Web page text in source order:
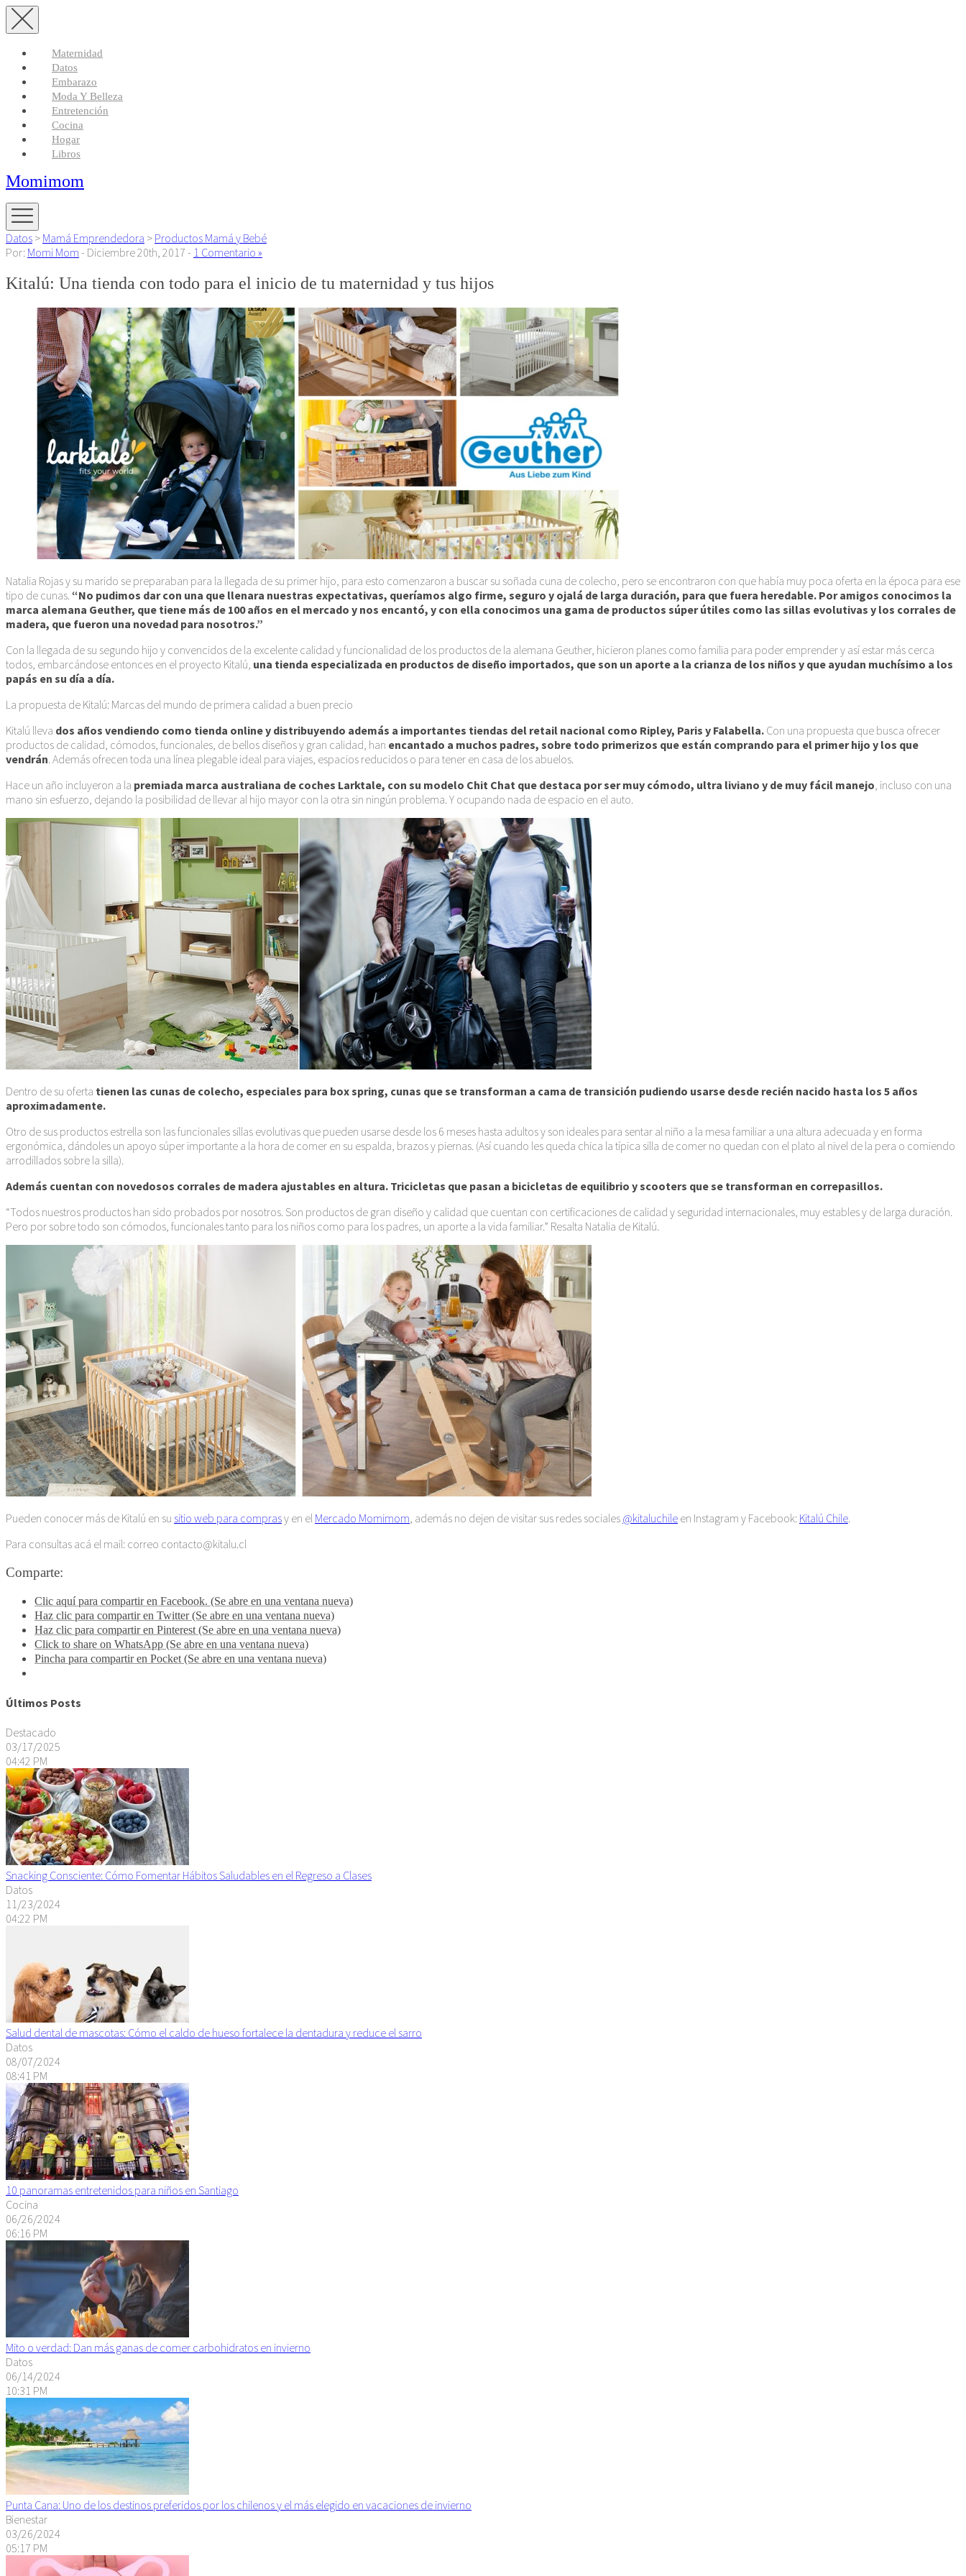
Maternidad
Datos
Embarazo
Moda Y Belleza
Entretención
Cocina
Hogar
Libros
Momimom
Datos > Mamá Emprendedora > Productos Mamá y Bebé
Por: Momi Mom - Diciembre 20th, 2017 - 1 Comentario »
Kitalú: Una tienda con todo para el inicio de tu maternidad y tus hijos
Natalia Rojas y su marido se preparaban para la llegada de su primer hijo, para esto comenzaron a buscar su soñada cuna de colecho, pero se encontraron con que había muy poca oferta en la época para ese
tipo de cunas. “No pudimos dar con una que llenara nuestras expectativas, queríamos algo firme, seguro y ojalá de larga duración, para que fuera heredable. Por amigos conocimos la
marca alemana Geuther, que tiene más de 100 años en el mercado y nos encantó, y con ella conocimos una gama de productos súper útiles como las sillas evolutivas y los corrales de
madera, que fueron una novedad para nosotros.”
Con la llegada de su segundo hijo y convencidos de la excelente calidad y funcionalidad de los productos de la alemana Geuther, hicieron planes como familia para poder emprender y así estar más cerca
todos, embarcándose entonces en el proyecto Kitalú, una tienda especializada en productos de diseño importados, que son un aporte a la crianza de los niños y que ayudan muchísimo a los
papás en su día a día.
La propuesta de Kitalú: Marcas del mundo de primera calidad a buen precio
Kitalú lleva dos años vendiendo como tienda online y distribuyendo además a importantes tiendas del retail nacional como Ripley, Paris y Falabella. Con una propuesta que busca ofrecer
productos de calidad, cómodos, funcionales, de bellos diseños y gran calidad, han encantado a muchos padres, sobre todo primerizos que están comprando para el primer hijo y los que
vendrán. Además ofrecen toda una línea plegable ideal para viajes, espacios reducidos o para tener en casa de los abuelos.
Hace un año incluyeron a la premiada marca australiana de coches Larktale, con su modelo Chit Chat que destaca por ser muy cómodo, ultra liviano y de muy fácil manejo , incluso con una
mano sin esfuerzo, dejando la posibilidad de llevar al hijo mayor con la otra sin ningún problema. Y ocupando nada de espacio en el auto.
Dentro de su oferta tienen las cunas de colecho, especiales para box spring, cunas que se transforman a cama de transición pudiendo usarse desde recién nacido hasta los 5 años
aproximadamente.
Otro de sus productos estrella son las funcionales sillas evolutivas que pueden usarse desde los 6 meses hasta adultos y son ideales para sentar al niño a la mesa familiar a una altura adecuada y en forma
ergonómica, dándoles un apoyo súper importante a la hora de comer en su espalda, brazos y piernas. (Así cuando les queda chica la típica silla de comer no quedan con el plato al nivel de la pera o comiendo
arrodillados sobre la silla).
Además cuentan con novedosos corrales de madera ajustables en altura. Tricicletas que pasan a bicicletas de equilibrio y scooters que se transforman en correpasillos.
“Todos nuestros productos han sido probados por nosotros. Son productos de gran diseño y calidad que cuentan con certificaciones de calidad y seguridad internacionales, muy estables y de larga duración.
Pero por sobre todo son cómodos, funcionales tanto para los niños como para los padres, un aporte a la vida familiar.” Resalta Natalia de Kitalú.
Pueden conocer más de Kitalú en su sitio web para comprasy en el Mercado Momimom , además no dejen de visitar sus redes sociales @kitaluchile en Instagram y Facebook: Kitalú Chile.
Para consultas acá el mail: correo contacto@kitalu.cl
Comparte:
Clic aquí para compartir en Facebook. (Se abre en una ventana nueva)
Haz clic para compartir en Twitter (Se abre en una ventana nueva)
Haz clic para compartir en Pinterest (Se abre en una ventana nueva)
Click to share on WhatsApp (Se abre en una ventana nueva)
Pincha para compartir en Pocket (Se abre en una ventana nueva)
Últimos Posts
Destacado
03/17/2025
04:42 PM
Snacking Consciente: Cómo Fomentar Hábitos Saludables en el Regreso a Clases
Datos
11/23/2024
04:22 PM
Salud dental de mascotas: Cómo el caldo de hueso fortalece la dentadura y reduce el sarro
Datos
08/07/2024
08:41 PM
10 panoramas entretenidos para niños en Santiago
Cocina
06/26/2024
06:16 PM
Mito o verdad: Dan más ganas de comer carbohidratos en invierno
Datos
06/14/2024
10:31 PM
Punta Cana: Uno de los destinos preferidos por los chilenos y el más elegido en vacaciones de invierno
Bienestar
03/26/2024
05:17 PM